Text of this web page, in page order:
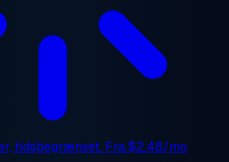
tidsbegrænset. Fra$2.48/mo